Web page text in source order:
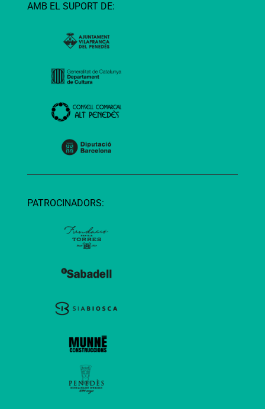
AMB EL SUPORT DE:
PATROCINADORS: